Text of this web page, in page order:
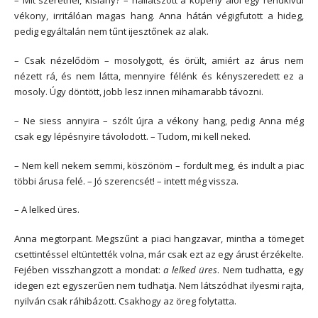
vékony, irritálóan magas hang. Anna hátán végigfutott a hideg,
pedig egyáltalán nem tűnt ijesztőnek az alak.
– Csak nézelődöm – mosolygott, és örült, amiért az árus nem
nézett rá, és nem látta, mennyire félénk és kényszeredett ez a
mosoly. Úgy döntött, jobb lesz innen mihamarabb távozni.
– Ne siess annyira – szólt újra a vékony hang, pedig Anna még
csak egy lépésnyire távolodott. – Tudom, mi kell neked.
– Nem kell nekem semmi, köszönöm – fordult meg, és indult a piac
többi árusa felé. – Jó szerencsét! – intett még vissza.
– A lelked üres.
Anna megtorpant. Megszűnt a piaci hangzavar, mintha a tömeget
csettintéssel eltüntették volna, már csak ezt az egy árust érzékelte.
Fejében visszhangzott a mondat:a lelked üres. Nem tudhatta, egy
idegen ezt egyszerűen nem tudhatja. Nem látszódhat ilyesmi rajta,
nyilván csak ráhibázott. Csakhogy az öreg folytatta.